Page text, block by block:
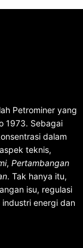
Petrominer yang
1973. Sebagai
dalam
teknis,
, Pertambangan
. Tak hanya itu,
isu, regulasi
energi dan